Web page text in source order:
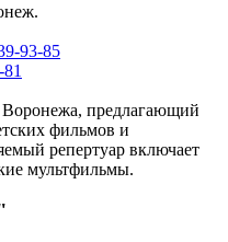
93-85
предлагающий
фильмов и
репертуар включает
мультфильмы.